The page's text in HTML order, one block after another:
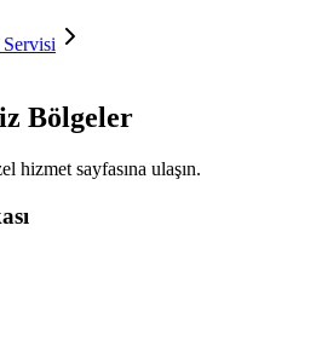
Bölgeler
hizmet sayfasına ulaşın.